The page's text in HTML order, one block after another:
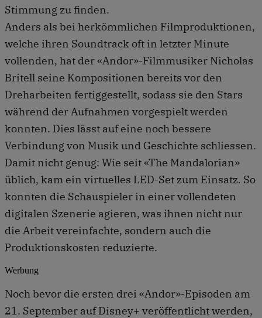
Stimmung zu finden.
Anders als bei herkömmlichen Filmproduktionen,
welche ihren Soundtrack oft in letzter Minute
vollenden, hat der «Andor»-Filmmusiker Nicholas
Britell seine Kompositionen bereits vor den
Dreharbeiten fertiggestellt, sodass sie den Stars
während der Aufnahmen vorgespielt werden
konnten. Dies lässt auf eine noch bessere
Verbindung von Musik und Geschichte schliessen.
Damit nicht genug: Wie seit «The Mandalorian»
üblich, kam ein virtuelles LED-Set zum Einsatz. So
konnten die Schauspieler in einer vollendeten
digitalen Szenerie agieren, was ihnen nicht nur
die Arbeit vereinfachte, sondern auch die
Produktionskosten reduzierte.
Werbung
Noch bevor die ersten drei «Andor»-Episoden am
21. September auf Disney+ veröffentlicht werden,